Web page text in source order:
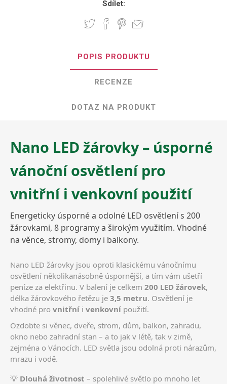
Sdílet:
POPIS PRODUKTU
RECENZE
DOTAZ NA PRODUKT
Nano LED žárovky – úsporné
vánoční osvětlení pro
vnitřní i venkovní použití
Energeticky úsporné a odolné LED osvětlení s 200
žárovkami, 8 programy a širokým využitím. Vhodné
na věnce, stromy, domy i balkony.
Nano LED žárovky jsou oproti klasickému vánočnímu
osvětlení několikanásobně úspornější, a tím vám ušetří
peníze za elektřinu. V balení je celkem 200 LED žárovek,
délka žárovkového řetězu je 3,5 metru. Osvětlení je
vhodné pro vnitřní i venkovní použití.
Ozdobte si věnec, dveře, strom, dům, balkon, zahradu,
okno nebo zahradní stan – a to jak v létě, tak v zimě,
zejména o Vánocích. LED světla jsou odolná proti nárazům,
mrazu i vodě.
💡 Dlouhá životnost – spolehlivé světlo po mnoho let